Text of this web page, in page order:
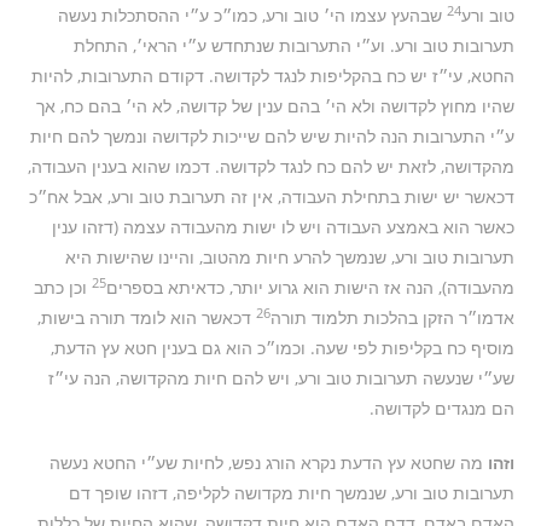
טוב ורע24 שבהעץ עצמו הי׳ טוב ורע, כמו״כ ע״י ההסתכלות נעשה
תערובות טוב ורע. וע״י התערובות שנתחדש ע״י הראי׳, התחלת
החטא, עי״ז יש כח בהקליפות לנגד לקדושה. דקודם התערובות, להיות
שהיו מחוץ לקדושה ולא הי׳ בהם ענין של קדושה, לא הי׳ בהם כח, אך
ע״י התערובות הנה להיות שיש להם שייכות לקדושה ונמשך להם חיות
מהקדושה, לזאת יש להם כח לנגד לקדושה. דכמו שהוא בענין העבודה,
דכאשר יש ישות בתחילת העבודה, אין זה תערובת טוב ורע, אבל אח״כ
כאשר הוא באמצע העבודה ויש לו ישות מהעבודה עצמה (דזהו ענין
תערובות טוב ורע, שנמשך להרע חיות מהטוב, והיינו שהישות היא
מהעבודה), הנה אז הישות הוא גרוע יותר, כדאיתא בספרים25 וכן כתב
אדמו״ר הזקן בהלכות תלמוד תורה26 דכאשר הוא לומד תורה בישות,
מוסיף כח בקליפות לפי שעה. וכמו״כ הוא גם בענין חטא עץ הדעת,
שע״י שנעשה תערובות טוב ורע, ויש להם חיות מהקדושה, הנה עי״ז
הם מנגדים לקדושה.
וזהו מה שחטא עץ הדעת נקרא הורג נפש, לחיות שע״י החטא נעשה
תערובות טוב ורע, שנמשך חיות מקדושה לקליפה, דזהו שופך דם